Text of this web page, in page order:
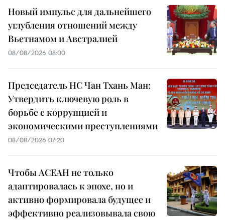
Новый импульс для дальнейшего
углубления отношений между
Вьетнамом и Австралией
08/08/2026 08:00
Председатель НС Чан Тхань Ман:
Утвердить ключевую роль в
борьбе с коррупцией и
экономическими преступлениями
08/08/2026 07:20
Чтобы АСЕАН не только
адаптировалась к эпохе, но и
активно формировала будущее и
эффективно реализовывала свою